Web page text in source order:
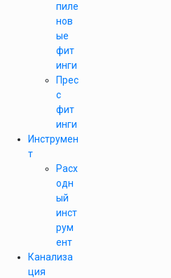
пиле
нов
ые
фит
инги
Прес
с
фит
инги
Инструмен
т
Расх
одн
ый
инст
рум
ент
Канализа
ция